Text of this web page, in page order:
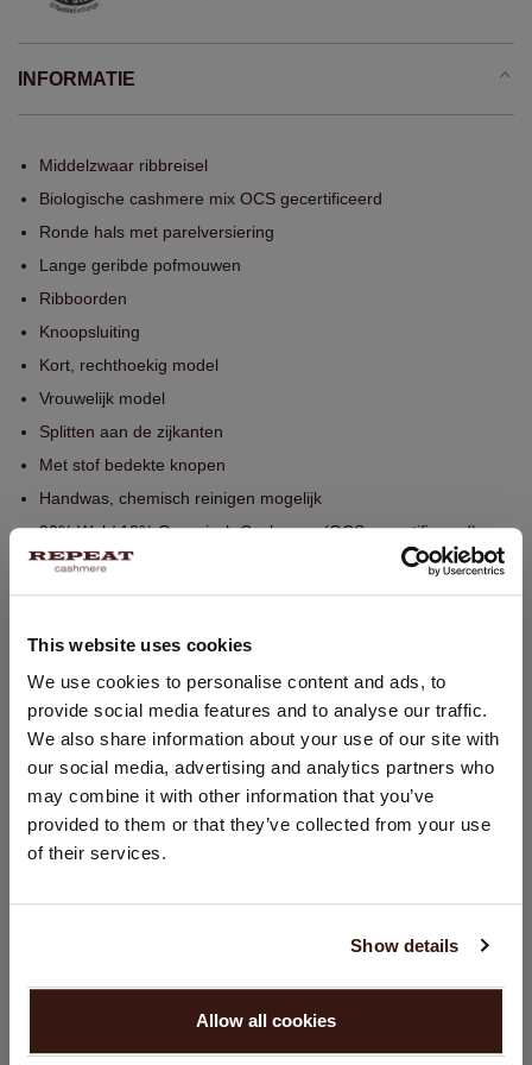
This website uses cookies
We use cookies to personalise content and ads, to
provide social media features and to analyse our traffic.
We also share information about your use of our site with
our social media, advertising and analytics partners who
may combine it with other information that you’ve
provided to them or that they’ve collected from your use
of their services.
Show details
Allow all cookies
INFORMATIE
Middelzwaar ribbreisel
Biologische cashmere mix OCS gecertificeerd
Ronde hals met parelversiering
Lange geribde pofmouwen
Ribboorden
Knoopsluiting
Kort, rechthoekig model
Vrouwelijk model
Splitten aan de zijkanten
Met stof bedekte knopen
Handwas, chemisch reinigen mogelijk
90% Wol / 10% Organisch Cashmere (OCS gecertificeerd)
WASVOORSCHRIFT
VERZENDEN & RETOURNEREN
LAND WIJZIGEN
U bezoekt Repeat cashmere vanuit Nederland (€). Wilt u uw
land wijzigen?
Verenigde Staten ($)
GA VERDER